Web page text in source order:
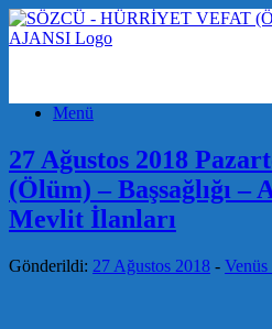
Menü
27 Ağustos 2018
(Ölüm) – Başsağlığı –
Mevlit İlanları
Gönderildi: 27 Ağustos 2018 -